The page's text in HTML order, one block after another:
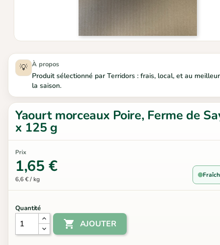
💡 À propos
Produit sélectionné par Terridors : frais, local, et au
la saison.
Yaourt morceaux Poire, Ferme de
x 125 g
Prix
1,65 €
6,6 € / kg
Quantité
 AJOUTER